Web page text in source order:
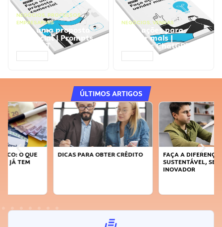
NEGÓCIOS, PROCESSOS
EMPRESARIAIS
Faça uma proposta
comercial | Prompts
ChatGPT
NEGÓCIOS, VENDAS
Faça ações para
vender mais |
Prompts ChatGPT
ÚLTIMOS ARTIGOS
DICAS PARA OBTER CRÉDITO
FAÇA A DIFERENÇA: SEJA
SUSTENTÁVEL, SEJA